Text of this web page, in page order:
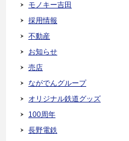
モノキー吉田
採用情報
不動産
お知らせ
売店
ながでんグループ
オリジナル鉄道グッズ
100周年
長野電鉄